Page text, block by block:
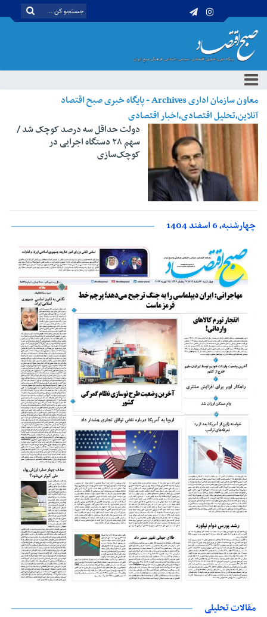
معاون سازمان اداری Archives - پایگاه خبری صبح اقتصاد
آنلاین،تحلیل اقتصادی،اخبار اقتصادی
دولت حداقل سه درصد کوچک شد /
سهم ۲۸ دستگاه‌ اجرایی در
کوچک‌سازی
چهارشنبه، 6 اسفند 1404
مقالات تحلیلی